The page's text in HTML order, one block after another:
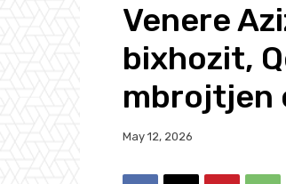
Venere
bixhozit,
mbrojtjen
May 12, 2026